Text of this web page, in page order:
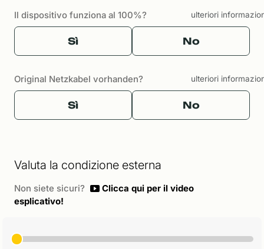
Il dispositivo funziona al 100%? ulteriori
Sì No
Original Netzkabel vorhanden? ulteriori
Sì No
Valuta la condizione esterna
Non siete sicuri?
Clicca qui per il video
esplicativo!